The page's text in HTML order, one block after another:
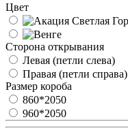
Цвет
Сторона открывания
Левая (петли слева)
Правая (петли справа)
Размер короба
860*2050
960*2050